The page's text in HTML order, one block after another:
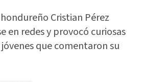
Cristian Pérez
en redes y provocó curiosas
que comentaron su